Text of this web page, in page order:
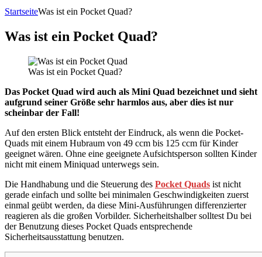
StartseiteWas ist ein Pocket Quad?
Was ist ein Pocket Quad?
Was ist ein Pocket Quad?
Das Pocket Quad wird auch als Mini Quad bezeichnet und sieht
aufgrund seiner Größe sehr harmlos aus, aber dies ist nur
scheinbar der Fall!
Auf den ersten Blick entsteht der Eindruck, als wenn die Pocket-
Quads mit einem Hubraum von 49 ccm bis 125 ccm für Kinder
geeignet wären. Ohne eine geeignete Aufsichtsperson sollten Kinder
nicht mit einem Miniquad unterwegs sein.
Die Handhabung und die Steuerung des Pocket Quads ist nicht
gerade einfach und sollte bei minimalen Geschwindigkeiten zuerst
einmal geübt werden, da diese Mini-Ausführungen differenzierter
reagieren als die großen Vorbilder. Sicherheitshalber solltest Du bei
der Benutzung dieses Pocket Quads entsprechende
Sicherheitsausstattung benutzen.